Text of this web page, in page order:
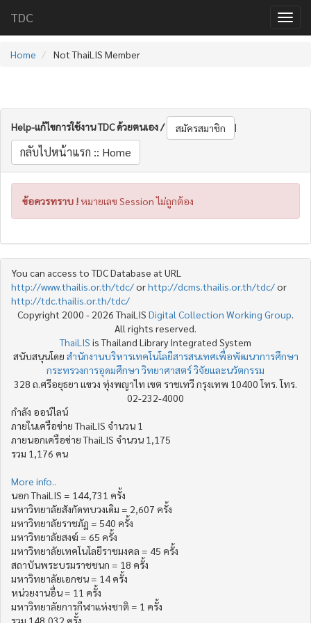
TDC
Home Not ThaiLIS Member
Help-แก้ไขการใช้งาน TDC ด้วยตนเอง / สมัครสมาชิก |
กลับไปหน้าแรก :: Home
ข้อควรทราบ ! หมายเลข Session ไม่ถูกต้อง
You can access to TDC Database at URL
http://www.thailis.or.th/tdc/orhttp://dcms.thailis.or.th/tdc/or
http://tdc.thailis.or.th/tdc/
Copyright 2000 - 2026 ThaiLIS Digital Collection Working Group.
All rights reserved.
ThaiLIS is Thailand Library Integrated System
สนับสนุนโดย สำนักงานบริหารเทคโนโลยีสารสนเทศเพื่อพัฒนาการศึกษา
กระทรวงการอุดมศึกษา วิทยาศาสตร์ วิจัยและนวัตกรรม
328 ถ.ศรีอยุธยา แขวง ทุ่งพญาไท เขต ราชเทวี กรุงเทพ 10400 โทร. โทร.
02-232-4000
กำลัง ออน์ไลน์
ภายในเครือข่าย ThaiLIS จำนวน 1
ภายนอกเครือข่าย ThaiLIS จำนวน 1,175
รวม 1,176 คน
More info..
นอก ThaiLIS = 144,731 ครั้ง
มหาวิทยาลัยสังกัดทบวงเดิม = 2,607 ครั้ง
มหาวิทยาลัยราชภัฏ = 540 ครั้ง
มหาวิทยาลัยสงฆ์ = 65 ครั้ง
มหาวิทยาลัยเทคโนโลยีราชมงคล = 45 ครั้ง
สถาบันพระบรมราชชนก = 18 ครั้ง
มหาวิทยาลัยเอกชน = 14 ครั้ง
หน่วยงานอื่น = 11 ครั้ง
มหาวิทยาลัยการกีฬาแห่งชาติ = 1 ครั้ง
รวม 148,032 ครั้ง